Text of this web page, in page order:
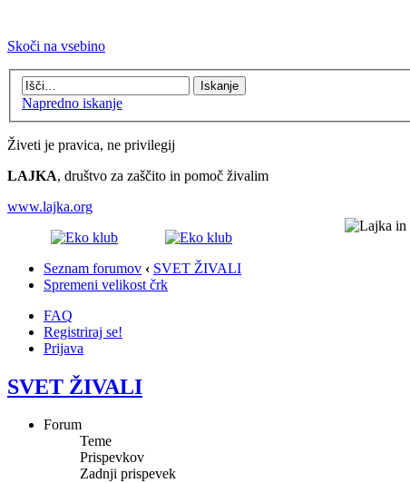
Skoči na vsebino
Napredno iskanje
Živeti je pravica, ne privilegij
LAJKA, društvo za zaščito in pomoč živalim
www.lajka.org
Seznam forumov ‹ SVET ŽIVALI
Spremeni velikost črk
FAQ
Registriraj se!
Prijava
SVET ŽIVALI
Forum
Teme
Prispevkov
Zadnji prispevek